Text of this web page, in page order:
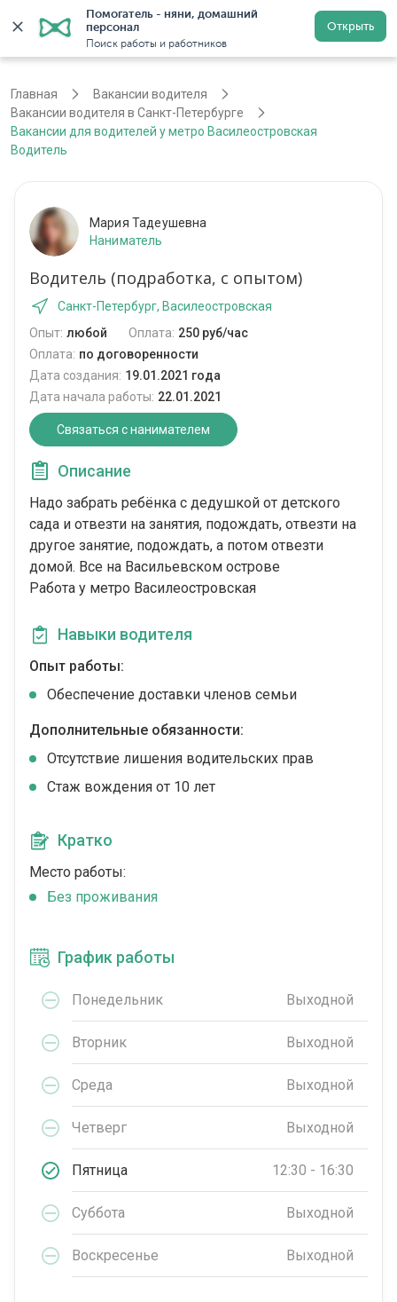
Помогатель - няни, домашний
персонал
Поиск работы и работников
Открыть
Санкт-Петербург Регистрация
Главная
Вакансии водителя
Вакансии водителя в Санкт-Петербурге
Вакансии для водителей у метро Василеостровская
Водитель
Мария Тадеушевна
Наниматель
Водитель (подработка, с опытом)
Санкт-Петербург, Василеостровская
Опыт: любой Оплата: 250 руб/час
Оплата: по договоренности
Дата создания: 19.01.2021 года
Дата начала работы: 22.01.2021
Связаться с нанимателем
Описание
Надо забрать ребёнка с дедушкой от детского
сада и отвезти на занятия, подождать, отвезти на
другое занятие, подождать, а потом отвезти
домой. Все на Васильевском острове
Работа у метро Василеостровская
Навыки водителя
Опыт работы:
Обеспечение доставки членов семьи
Дополнительные обязанности:
Отсутствие лишения водительских прав
Стаж вождения от 10 лет
Кратко
Место работы:
Без проживания
График работы
Понедельник Выходной
Вторник Выходной
Среда Выходной
Четверг Выходной
Пятница 12:30 - 16:30
Суббота Выходной
Воскресенье Выходной